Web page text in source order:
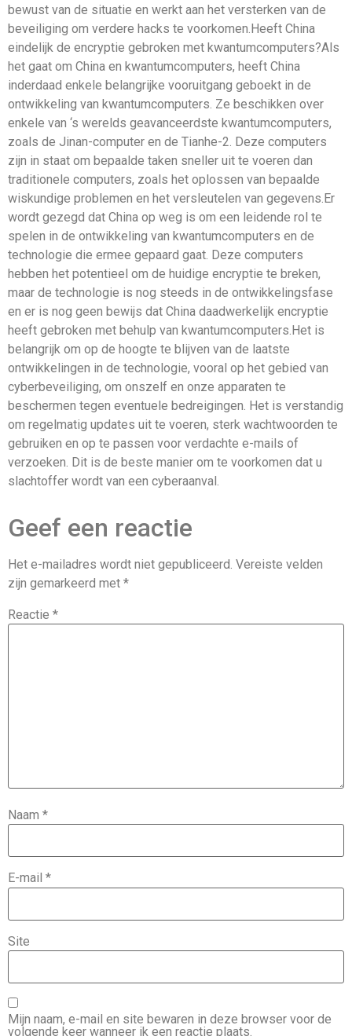
bewust van de situatie en werkt aan het versterken van de
beveiliging om verdere hacks te voorkomen.Heeft China
eindelijk de encryptie gebroken met kwantumcomputers?Als
het gaat om China en kwantumcomputers, heeft China
inderdaad enkele belangrijke vooruitgang geboekt in de
ontwikkeling van kwantumcomputers. Ze beschikken over
enkele van ‘s werelds geavanceerdste kwantumcomputers,
zoals de Jinan-computer en de Tianhe-2. Deze computers
zijn in staat om bepaalde taken sneller uit te voeren dan
traditionele computers, zoals het oplossen van bepaalde
wiskundige problemen en het versleutelen van gegevens.Er
wordt gezegd dat China op weg is om een ​​leidende rol te
spelen in de ontwikkeling van kwantumcomputers en de
technologie die ermee gepaard gaat. Deze computers
hebben het potentieel om de huidige encryptie te breken,
maar de technologie is nog steeds in de ontwikkelingsfase
en er is nog geen bewijs dat China daadwerkelijk encryptie
heeft gebroken met behulp van kwantumcomputers.Het is
belangrijk om op de hoogte te blijven van de laatste
ontwikkelingen in de technologie, vooral op het gebied van
cyberbeveiliging, om onszelf en onze apparaten te
beschermen tegen eventuele bedreigingen. Het is verstandig
om regelmatig updates uit te voeren, sterk wachtwoorden te
gebruiken en op te passen voor verdachte e-mails of
verzoeken. Dit is de beste manier om te voorkomen dat u
slachtoffer wordt van een cyberaanval.
Geef een reactie
Het e-mailadres wordt niet gepubliceerd. Vereiste velden
zijn gemarkeerd met *
Reactie *
Naam *
E-mail *
Site
Mijn naam, e-mail en site bewaren in deze browser voor de
volgende keer wanneer ik een reactie plaats.